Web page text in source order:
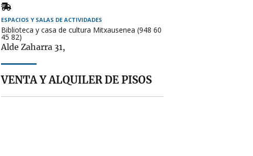
Recogida
de
muebles
ESPACIOS Y SALAS DE ACTIVIDADES
Biblioteca y casa de cultura Mitxausenea (948 60
45 82)
Alde Zaharra 31,
VENTA Y ALQUILER DE PISOS